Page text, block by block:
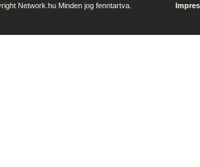
Network.hu Minden jog fenntartva.